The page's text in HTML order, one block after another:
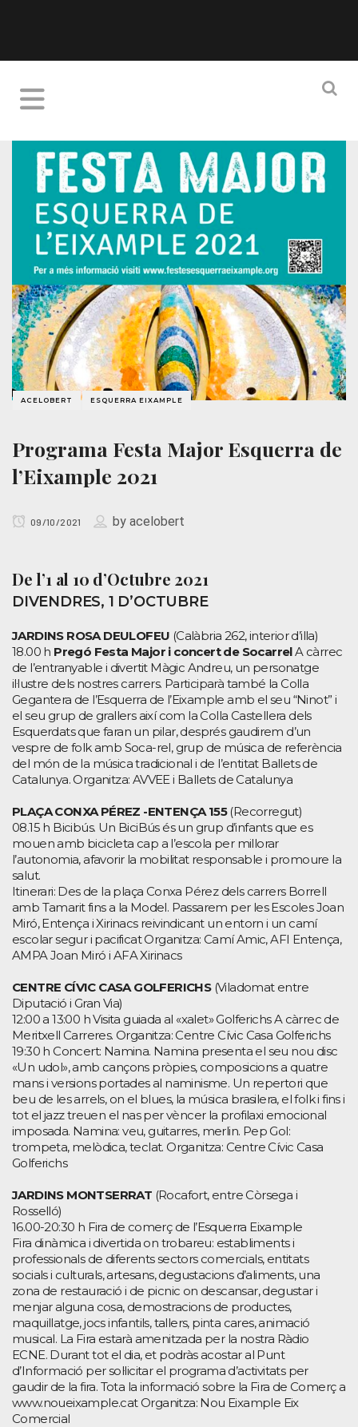
ACELOBERT ESQUERRA EIXAMPLE
Programa Festa Major Esquerra de
l’Eixample 2021
09/10/2021 by acelobert
De l’1 al 10 d’Octubre 2021
DIVENDRES, 1 D’OCTUBRE
JARDINS ROSA DEULOFEU (Calàbria 262, interior d’illa)
18.00 h Pregó Festa Major i concert de SocarrelA càrrec
de l’entranyable i divertit Màgic Andreu, un personatge
il·lustre dels nostres carrers. Participarà també la Colla
Gegantera de l’Esquerra de l’Eixample amb el seu “Ninot” i
el seu grup de grallers així com la Colla Castellera dels
Esquerdats que faran un pilar, després gaudirem d’un
vespre de folk amb Soca-rel, grup de música de referència
del món de la música tradicional i de l’entitat Ballets de
Catalunya. Organitza: AVVEE i Ballets de Catalunya
PLAÇA CONXA PÉREZ -ENTENÇA 155(Recorregut)
08.15 h Bicibús. Un BiciBús és un grup d’infants que es
mouen amb bicicleta cap a l’escola per millorar
l’autonomia, afavorir la mobilitat responsable i promoure la
salut.
Itinerari: Des de la plaça Conxa Pérez dels carrers Borrell
amb Tamarit fins a la Model. Passarem per les Escoles Joan
Miró, Entença i Xirinacs reivindicant un entorn i un camí
escolar segur i pacificat Organitza: Camí Amic, AFI Entença,
AMPA Joan Miró i AFA Xirinacs
CENTRE CÍVIC CASA GOLFERICHS(Viladomat entre
Diputació i Gran Via)
12:00 a 13:00 h Visita guiada al «xalet» Golferichs A càrrec de
Meritxell Carreres. Organitza: Centre Cívic Casa Golferichs
19:30 h Concert: Namina. Namina presenta el seu nou disc
«Un udol», amb cançons pròpies, composicions a quatre
mans i versions portades al naminisme. Un repertori que
beu de les arrels, on el blues, la música brasilera, el folk i fins i
tot el jazz treuen el nas per vèncer la profilaxi emocional
imposada. Namina: veu, guitarres, merlin. Pep Gol:
trompeta, melòdica, teclat. Organitza: Centre Cívic Casa
Golferichs
JARDINS MONTSERRAT (Rocafort, entre Còrsega i
Rosselló)
16.00-20:30 h Fira de comerç de l’Esquerra Eixample
Fira dinàmica i divertida on trobareu: establiments i
professionals de diferents sectors comercials, entitats
socials i culturals, artesans, degustacions d’aliments, una
zona de restauració i de picnic on descansar, degustar i
menjar alguna cosa, demostracions de productes,
maquillatge, jocs infantils, tallers, pinta cares, animació
musical. La Fira estarà amenitzada per la nostra Ràdio
ECNE. Durant tot el dia, et podràs acostar al Punt
d’Informació per sol·licitar el programa d’activitats per
gaudir de la fira. Tota la informació sobre la Fira de Comerç a
www.noueixample.cat Organitza: Nou Eixample Eix
Comercial